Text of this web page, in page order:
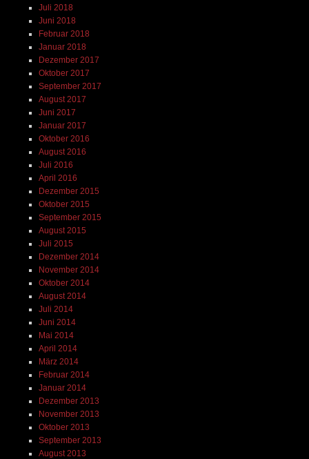
Juli 2018
Juni 2018
Februar 2018
Januar 2018
Dezember 2017
Oktober 2017
September 2017
August 2017
Juni 2017
Januar 2017
Oktober 2016
August 2016
Juli 2016
April 2016
Dezember 2015
Oktober 2015
September 2015
August 2015
Juli 2015
Dezember 2014
November 2014
Oktober 2014
August 2014
Juli 2014
Juni 2014
Mai 2014
April 2014
März 2014
Februar 2014
Januar 2014
Dezember 2013
November 2013
Oktober 2013
September 2013
August 2013